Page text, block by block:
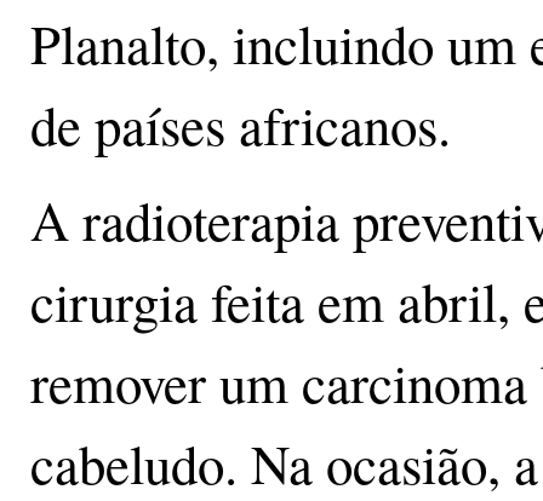
Planalto, incluindo um
de países africanos.
A radioterapia
cirurgia feita em abril,
remover um
cabeludo. Na ocasião,